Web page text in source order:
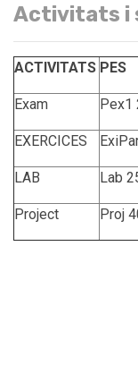
Activitats i
ACTIVITATS PES
Exam Pex1
EXERCICES
LAB Lab
Project Proj